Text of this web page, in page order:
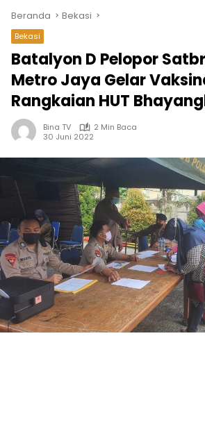
Beranda Bekasi
Bekasi
Batalyon D Pelopor
Metro Jaya Gelar
Rangkaian HUT
Bina TV
2 Min Baca
30 Juni 2022